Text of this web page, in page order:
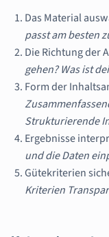
Das Material
passt am besten
Die Richtung der
gehen? Was ist
Form der
Strukturierende
Ergebnisse
und die Daten
Gütekriterien
Kriterien